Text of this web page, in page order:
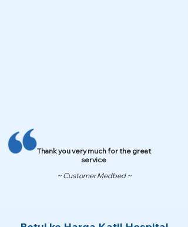
Thank you very much for the great
service
~ Customer Medbed ~